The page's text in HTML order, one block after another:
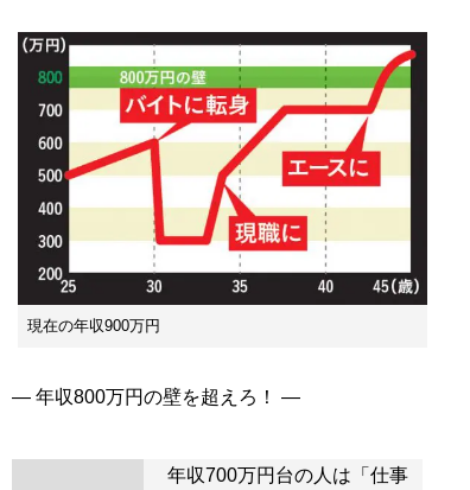
現在の年収900万円
年収700万円台の人は「仕事